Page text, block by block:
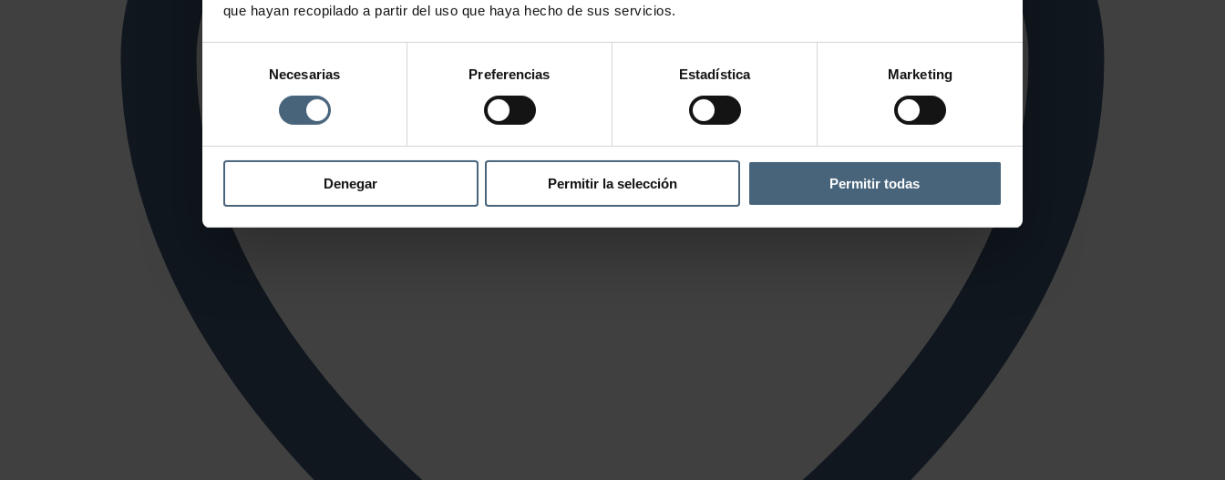
que hayan recopilado a partir del uso que haya hecho de sus servicios.
consentimiento
Necesarias Preferencias Estadística Marketing
Denegar Permitir la selección Permitir todas